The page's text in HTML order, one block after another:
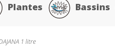
Plantes Bassins
1 litre